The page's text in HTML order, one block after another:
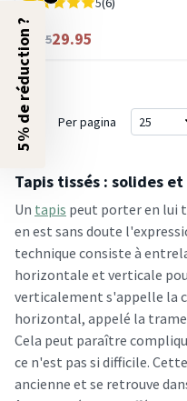
39.9529.95
Per pagina
Tapis tissés : solides
Un tapis peut porter en lui
en est sans doute
technique consiste à
horizontale et verticale
verticalement s'appelle la
horizontal, appelé la
Cela peut paraître
ce n'est pas si difficile.
ancienne et se retrouve
5% de réduction ?